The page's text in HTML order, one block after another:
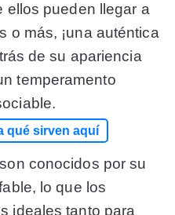
ellos pueden llegar a
o más, ¡una auténtica
de su apariencia
temperamento
qué sirven aquí
conocidos por su
lo que los
ideales tanto para